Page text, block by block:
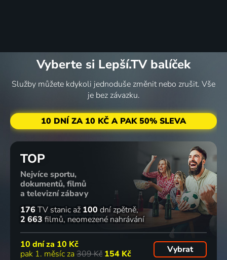
Vyberte si Lepší.TV balíček
Služby můžete kdykoli jednoduše změnit nebo zrušit. Vše
je bez závazku.
10 DNÍ ZA 10 KČ A PAK 50% SLEVA
TOP
Nejvíce sportu,
dokumentů, filmů
a televizní zábavy
176 TV stanic až 100 dní zpětně
2 663 filmů neomezené nahrávání
10 dní za 10 Kč
pak 1. měsíc za 309 Kč 154 Kč Vybrat